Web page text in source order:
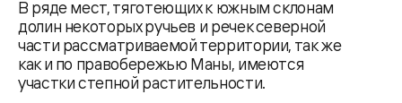
В ряде мест, тяготеющих к южным склонам
долин некоторых ручьев и речек северной
части рассматриваемой территории, так же
как и по правобережью Маны, имеются
участки степной растительности.